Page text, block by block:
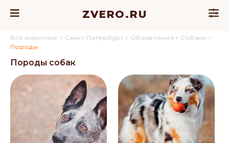
ZVERO.RU
Все животные › Санкт-Петербург › Объявления › Собаки ›
Породы
Породы собак